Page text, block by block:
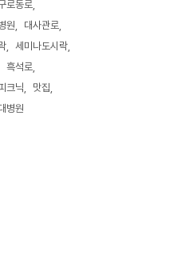
로동로
원
대사관로
세미나도시락
흑석로
크닉
맛집
병원